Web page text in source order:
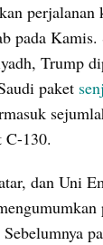
perjalanan
pada Kamis.
Trump
paket
C-130.
dan Uni